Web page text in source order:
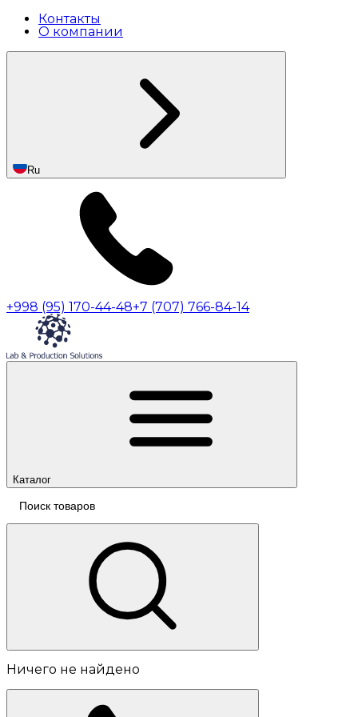
Контакты
О компании
Ru
+998 (95) 170-44-48+7 (707) 766-84-14
Каталог
Ничего не найдено